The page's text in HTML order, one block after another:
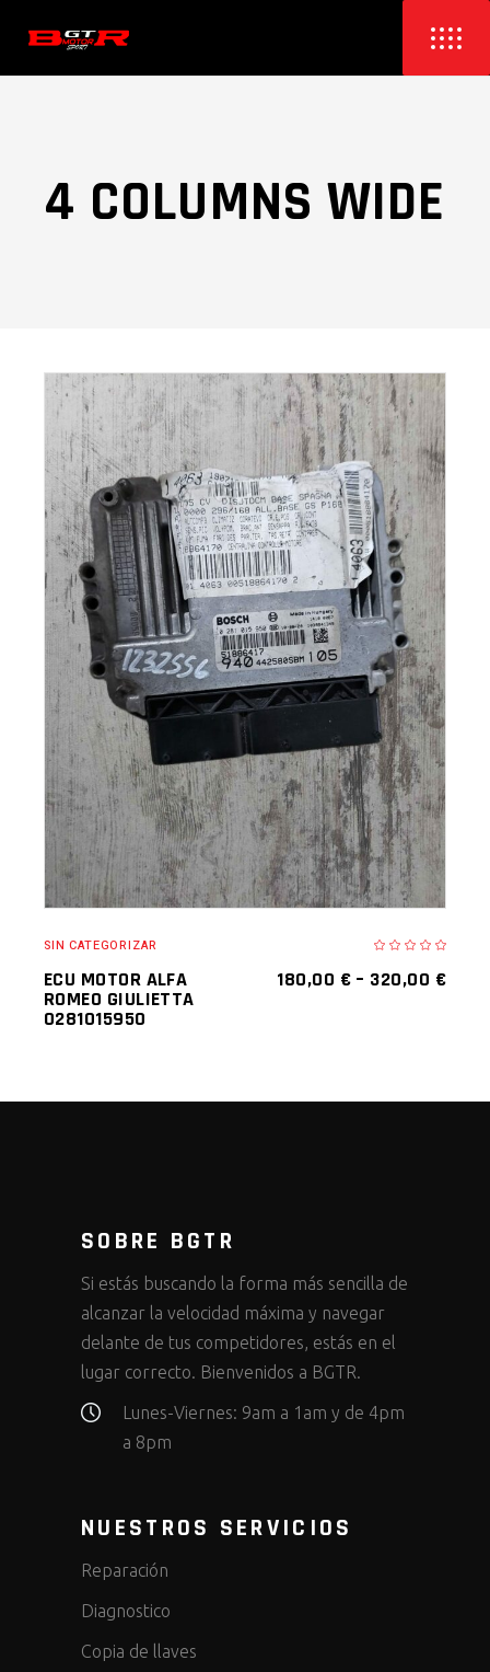
4 COLUMNS WIDE
AÑADIR A LA CESTA
SIN CATEGORIZAR
ECU MOTOR ALFA
ROMEO GIULIETTA
0281015950
180,00 € – 320,00 €
SOBRE BGTR
Si estás buscando la forma más sencilla de
alcanzar la velocidad máxima y navegar
delante de tus competidores, estás en el
lugar correcto. Bienvenidos a BGTR.
Lunes-Viernes: 9am a 1am y de 4pm
a 8pm
NUESTROS SERVICIOS
Reparación
Diagnostico
Copia de llaves